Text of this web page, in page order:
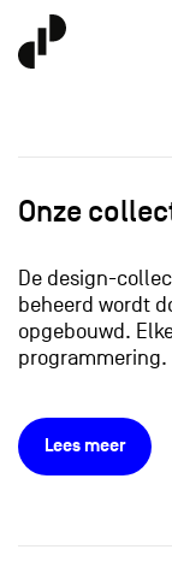
Onze
De design-
beheerd wordt
opgebouwd.
programmering.
Lees meer